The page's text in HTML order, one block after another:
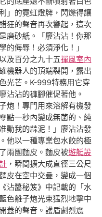
」的霓虹燈牌，閃爍得讓
狂的聲音再次響起，這次
磨砂紙。「廖沾沾！你那
的侮辱！必須淨化！」
及百分之九十五禪風室內
機器人的頂端裂開，露出
光芒。K-999特務用它穿
沾沾的褲腳催促著他。
炮！專門用來溶解有機發
點一秒內變成無菌的、純
動我的蒜泥！」廖沾沾發
他以一種專業包水餃的極
兩團麵皮。麵皮被遊艇設
，瞬間擴大成直徑三公尺
皮在空中交疊，變成一個
沾醬秘笈》中記載的「水
色離子炮光束猛烈地擊中
蓋的聲音。護盾劇烈震